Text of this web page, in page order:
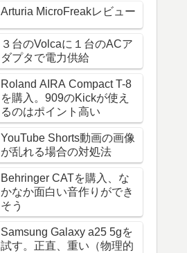
Arturia MicroFreakレビュー
３台のVolcaに１台のACア
ダプタで電力供給
Roland AIRA Compact T-8
を購入。909のKickが使え
るのはポイント高い
YouTube Shorts動画の画像
が乱れる場合の対処法
Behringer CATを購入、な
かなか面白い音作りができ
そう
Samsung Galaxy a25 5gを
試す。正直、重い（物理的